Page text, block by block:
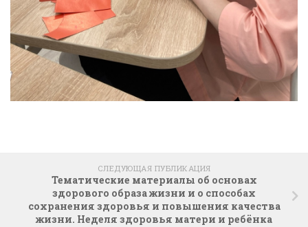
СЛЕДУЮЩАЯ ПУБЛИКАЦИЯ
Тематические материалы об основах
здорового образа жизни и о способах
сохранения здоровья и повышения качества
жизни. Неделя здоровья матери и ребёнка